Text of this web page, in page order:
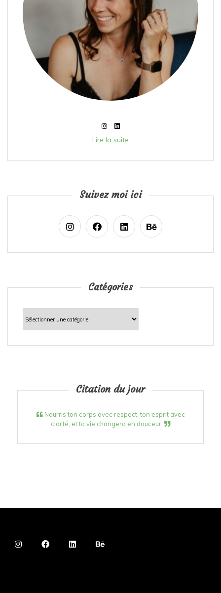
Lire la suite
Suivez moi ici
Catégories
Catégories
Citation du jour
Nourris ton corps avec respect, ton esprit avec
clarté, et ta vie changera en douceur.